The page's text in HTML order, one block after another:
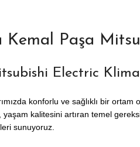
Kemal Paşa
Electric
konforlu ve sağlıklı bir ortam
kalitesini artıran temel
sunuyoruz.